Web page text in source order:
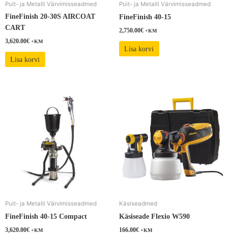
Puit- ja Metalli Värvimisseadmed
FineFinish 20-30S AIRCOAT
CART
3,620.00€ +KM
Lisa korvi
Puit- ja Metalli Värvimisseadmed
FineFinish 40-15
2,750.00€ +KM
Lisa korvi
Puit- ja Metalli Värvimisseadmed
FineFinish 40-15 Compact
3,620.00€ +KM
Käsiseadmed
Käsiseade Flexio W590
166.00€ +KM